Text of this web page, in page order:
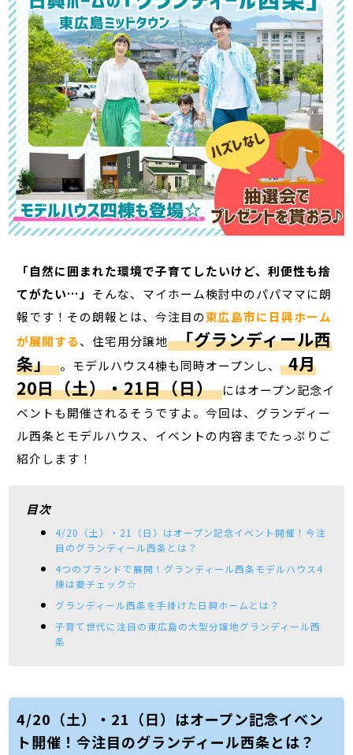
「自然に囲まれた環境で子育てしたいけど、利便性も捨
てがたい…」 そんな、マイホーム検討中のパパママに朗
報です！その朗報とは、今注目の東広島市に日興ホーム
が展開する、住宅用分譲地 「グランディール西
条」 。モデルハウス4棟も同時オープンし、
4月
20日（土）・21日（日） にはオープン記念イ
ベントも開催されるそうですよ。今回は、グランディー
ル西条とモデルハウス、イベントの内容までたっぷりご
紹介します！
目次
4/20（土）・21（日）はオープン記念イベント開催！今注
目のグランディール西条とは？
4つのブランドで展開！グランディール西条モデルハウス4
棟は要チェック☆
グランディール西条を手掛けた日興ホームとは？
子育て世代に注目の東広島の大型分譲地グランディール西
条
4/20（土）・21（日）はオープン記念イベン
ト開催！今注目のグランディール西条とは？